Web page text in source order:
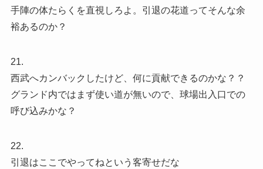
手陣の体たらくを直視しろよ。引退の花道ってそんな余
裕あるのか？
21.
西武へカンバックしたけど、何に貢献できるのかな？？
グランド内ではまず使い道が無いので、球場出入口での
呼び込みかな？
22.
引退はここでやってねという客寄せだな